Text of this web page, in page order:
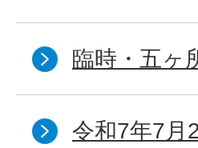
臨時・五ヶ
令和7年7月